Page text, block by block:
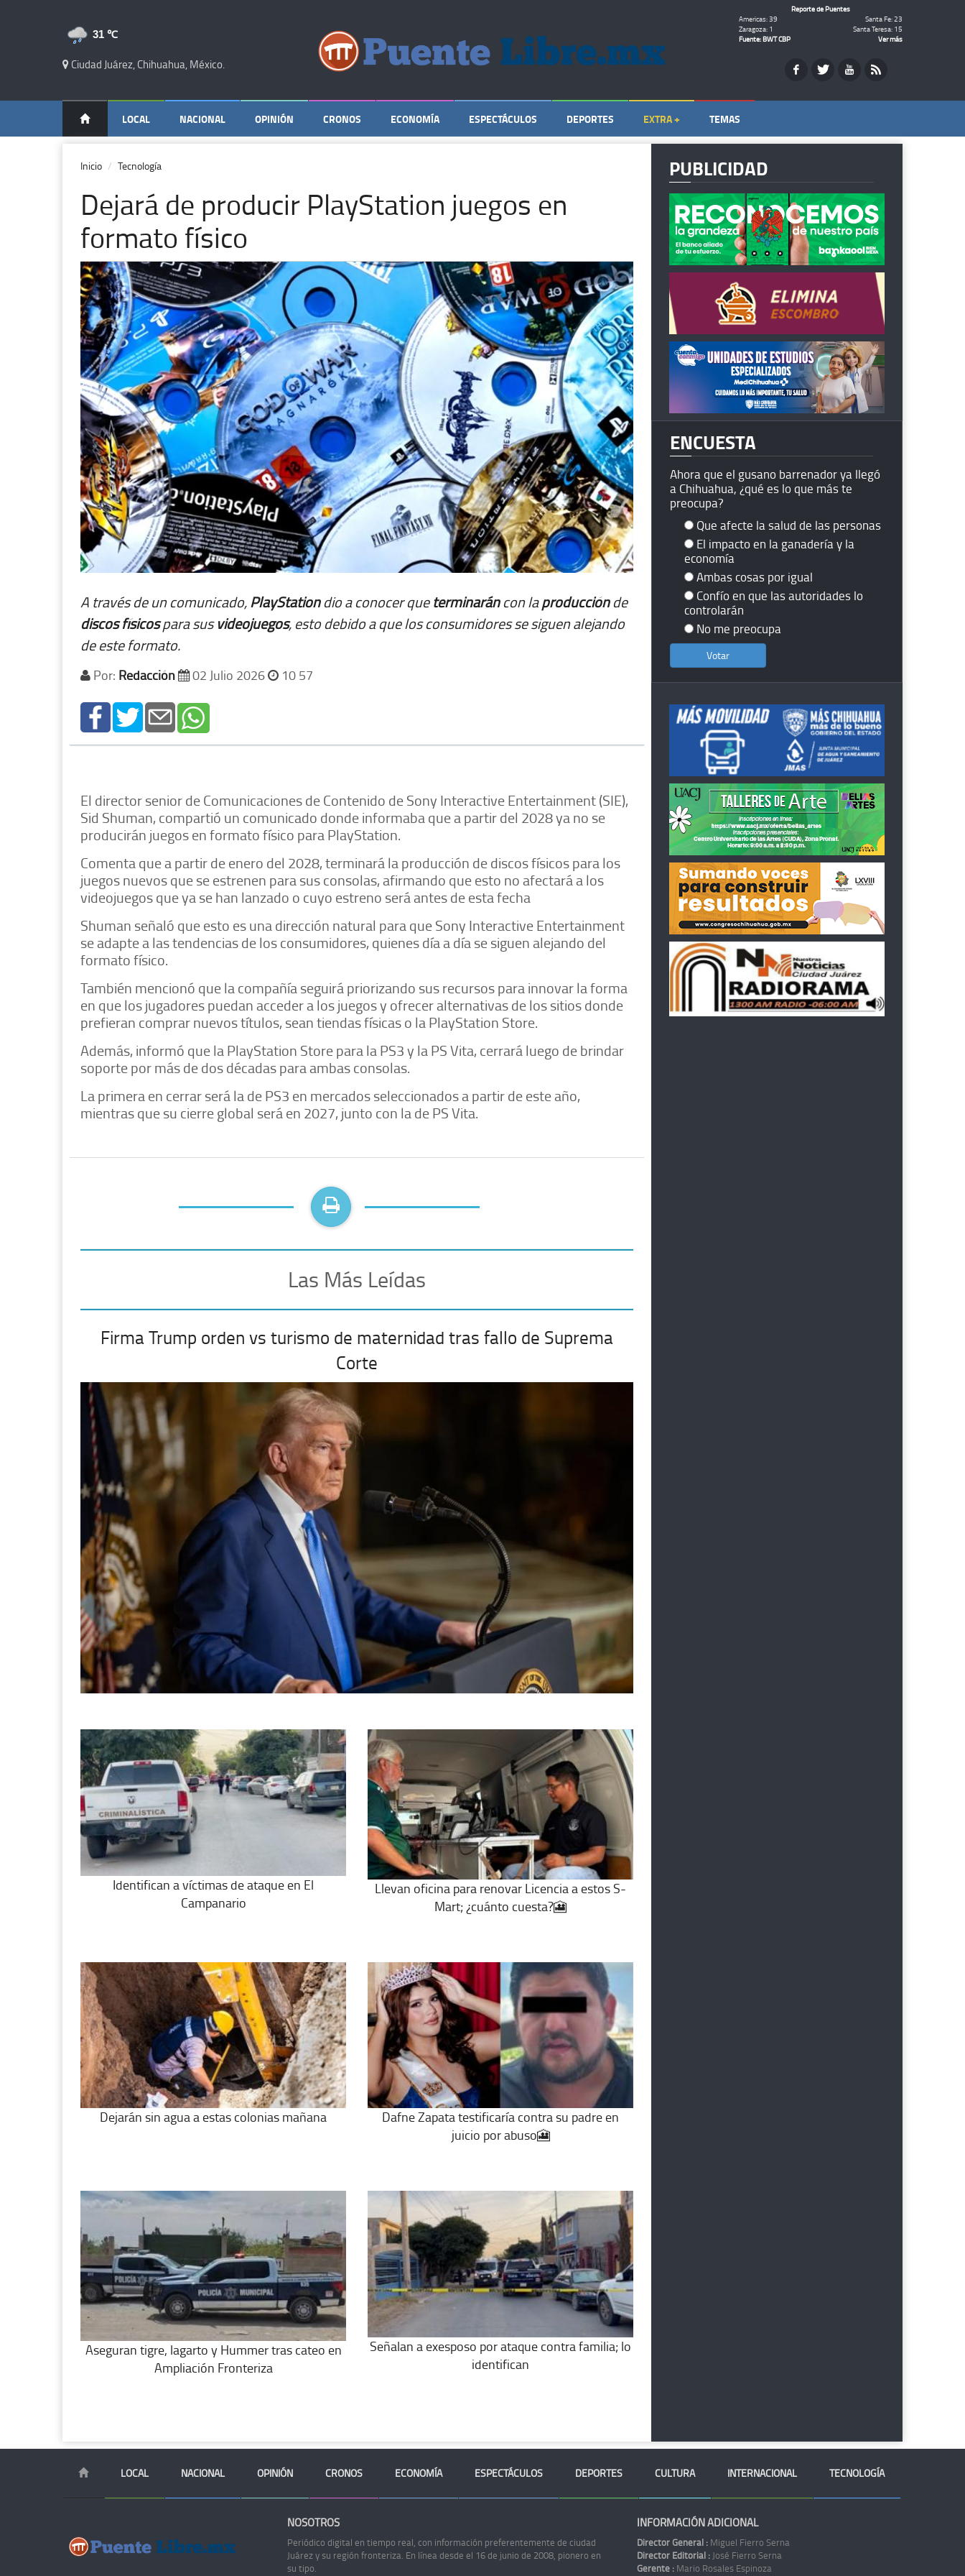
31 ℃
Ciudad Juárez, Chihuahua, México.
Reporte de Puentes
Americas: 39
Santa Fe: 23
Zaragoza: 1
Santa Teresa: 15
Fuente: BWT CBP
Ver más
LOCAL NACIONAL OPINIÓN CRONOS ECONOMÍA ESPECTÁCULOS DEPORTES EXTRA + TEMAS
Inicio Tecnología
Dejará de producir PlayStation juegos en
formato físico
A través de un comunicado,PlayStationdio a conocer queterminaráncon laproducciónde
discosfísicospara susvideojuegos, esto debido a que los consumidores se siguen alejando
de este formato.
Por: Redacción 02 Julio 2026 10 57
El director senior de Comunicaciones de Contenido de Sony Interactive Entertainment (SIE),
Sid Shuman, compartió un comunicado donde informaba que a partir del 2028 ya no se
producirán juegos en formato físico para PlayStation.
Comenta que a partir de enero del 2028, terminará la producción de discos físicos para los
juegos nuevos que se estrenen para sus consolas, afirmando que esto no afectará a los
videojuegos que ya se han lanzado o cuyo estreno será antes de esta fecha
Shuman señaló que esto es una dirección natural para que Sony Interactive Entertainment
se adapte a las tendencias de los consumidores, quienes día a día se siguen alejando del
formato físico.
También mencionó que la compañía seguirá priorizando sus recursos para innovar la forma
en que los jugadores puedan acceder a los juegos y ofrecer alternativas de los sitios donde
prefieran comprar nuevos títulos, sean tiendas físicas o la PlayStation Store.
Además, informó que la PlayStation Store para la PS3 y la PS Vita, cerrará luego de brindar
soporte por más de dos décadas para ambas consolas.
La primera en cerrar será la de PS3 en mercados seleccionados a partir de este año,
mientras que su cierre global será en 2027, junto con la de PS Vita.
Las Más Leídas
Firma Trump orden vs turismo de maternidad tras fallo de Suprema
Corte
Identifican a víctimas de ataque en El
Campanario
Llevan oficina para renovar Licencia a estos S-
Mart; ¿cuánto cuesta?🎦
Dejarán sin agua a estas colonias mañana
Dafne Zapata testificaría contra su padre en
juicio por abuso🎦
Aseguran tigre, lagarto y Hummer tras cateo en
Ampliación Fronteriza
Señalan a exesposo por ataque contra familia; lo
identifican
PUBLICIDAD
ENCUESTA
Ahora que el gusano barrenador ya llegó
a Chihuahua, ¿qué es lo que más te
preocupa?
Que afecte la salud de las personas
El impacto en la ganadería y la
economía
Ambas cosas por igual
Confío en que las autoridades lo
controlarán
No me preocupa
LOCAL NACIONAL OPINIÓN CRONOS ECONOMÍA ESPECTÁCULOS DEPORTES CULTURA INTERNACIONAL TECNOLOGÍA
NOSOTROS
Periódico digital en tiempo real, con información preferentemente de ciudad
Juárez y su región fronteriza. En línea desde el 16 de junio de 2008, pionero en
su tipo.
INFORMACIÓN ADICIONAL
Director General : Miguel Fierro Serna
Director Editorial : José Fierro Serna
Gerente : Mario Rosales Espinoza